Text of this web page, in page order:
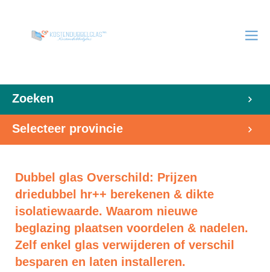
Zoeken
Selecteer provincie
Dubbel glas Overschild: Prijzen
driedubbel hr++ berekenen & dikte
isolatiewaarde. Waarom nieuwe
beglazing plaatsen voordelen & nadelen.
Zelf enkel glas verwijderen of verschil
besparen en laten installeren.